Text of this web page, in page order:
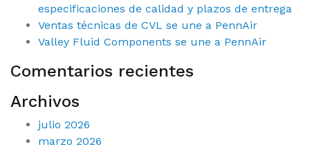
especificaciones de calidad y plazos de entrega
Ventas técnicas de CVL se une a PennAir
Valley Fluid Components se une a PennAir
Comentarios recientes
Archivos
julio 2026
marzo 2026